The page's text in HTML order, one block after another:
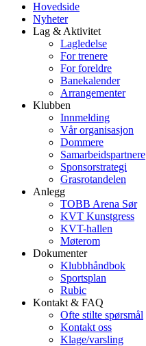
Hovedside
Nyheter
Lag & Aktivitet
Lagledelse
For trenere
For foreldre
Banekalender
Arrangementer
Klubben
Innmelding
Vår organisasjon
Dommere
Samarbeidspartnere
Sponsorstrategi
Grasrotandelen
Anlegg
TOBB Arena Sør
KVT Kunstgress
KVT-hallen
Møterom
Dokumenter
Klubbhåndbok
Sportsplan
Rubic
Kontakt & FAQ
Ofte stilte spørsmål
Kontakt oss
Klage/varsling